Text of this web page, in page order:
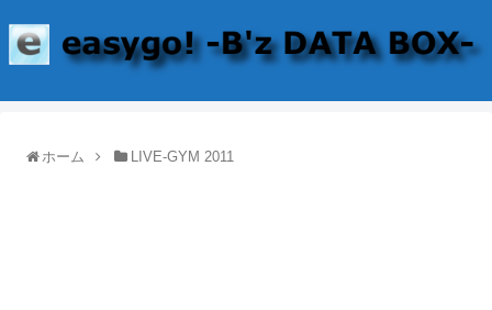
ホーム LIVE-GYM 2011